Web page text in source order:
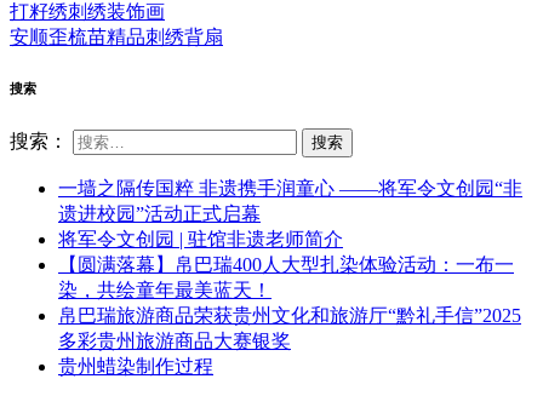
打籽绣刺绣装饰画
安顺歪梳苗精品刺绣背扇
搜索
搜索：
一墙之隔传国粹 非遗携手润童心 ——将军令文创园“非
遗进校园”活动正式启幕
将军令文创园 | 驻馆非遗老师简介
【圆满落幕】帛巴瑞400人大型扎染体验活动：一布一
染，共绘童年最美蓝天！
帛巴瑞旅游商品荣获贵州文化和旅游厅“黔礼手信”2025
多彩贵州旅游商品大赛银奖
贵州蜡染制作过程